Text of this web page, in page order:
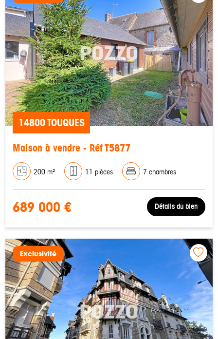
14800 TOUQUES
Maison à vendre - Réf T5877
200 m² 11 pièces 7 chambres
689 000 € Détails du bien
Exclusivité